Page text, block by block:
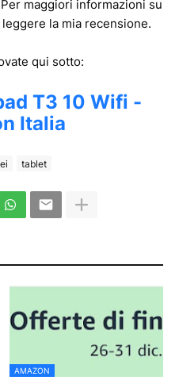
maggiori informazioni su
la mia recensione.
qui sotto:
T3 10 Wifi -
Italia
tablet
AMAZON